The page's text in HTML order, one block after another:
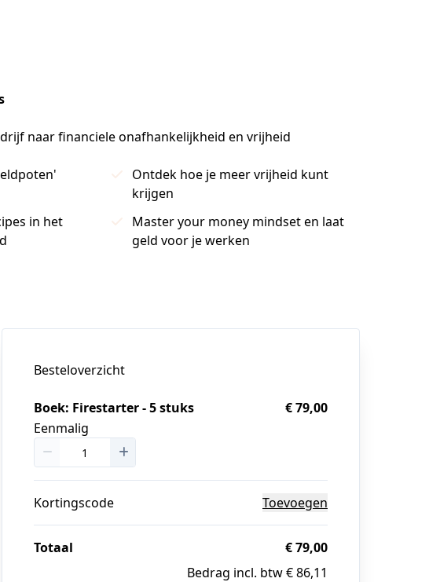
naar financiele onafhankelijkheid en vrijheid
Ontdek hoe je meer vrijheid kunt
krijgen
in het
Master your money mindset en laat
geld voor je werken
Besteloverzicht
Boek: Firestarter - 5 stuks
Eenmalig
€ 79,00
Kortingscode Toevoegen
Totaal
€ 79,00
Bedrag incl. btw € 86,11